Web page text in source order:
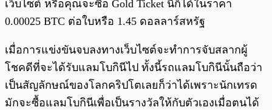
เว็บไซต์ หรือคุณจะซื้อ Gold Ticket นี้ก็ได้ในราคา
0.00025 BTC ต่อใบหรือ 1.45 ดอลลาร์สหรัฐ
เมื่อการแข่งขันจบลงทางเว็บไซต์จะทำการจับสลากผู้
โชคดีที่จะได้รับแลมโบกินีไป ทั้งนี้รถแลมโบกินีนั้นถือว่า
เป็นสัญลักษณ์ของโลกคริปโตเลยก็ว่าได้เพราะนักเทรด
มักจะซื้อแลมโบกินีเพื่อเป็นรางวัลให้กับตัวเองเมื่อตนได้